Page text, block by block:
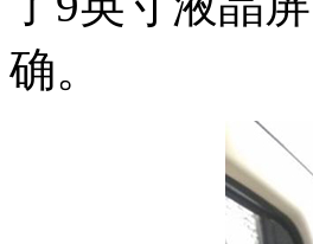
确。